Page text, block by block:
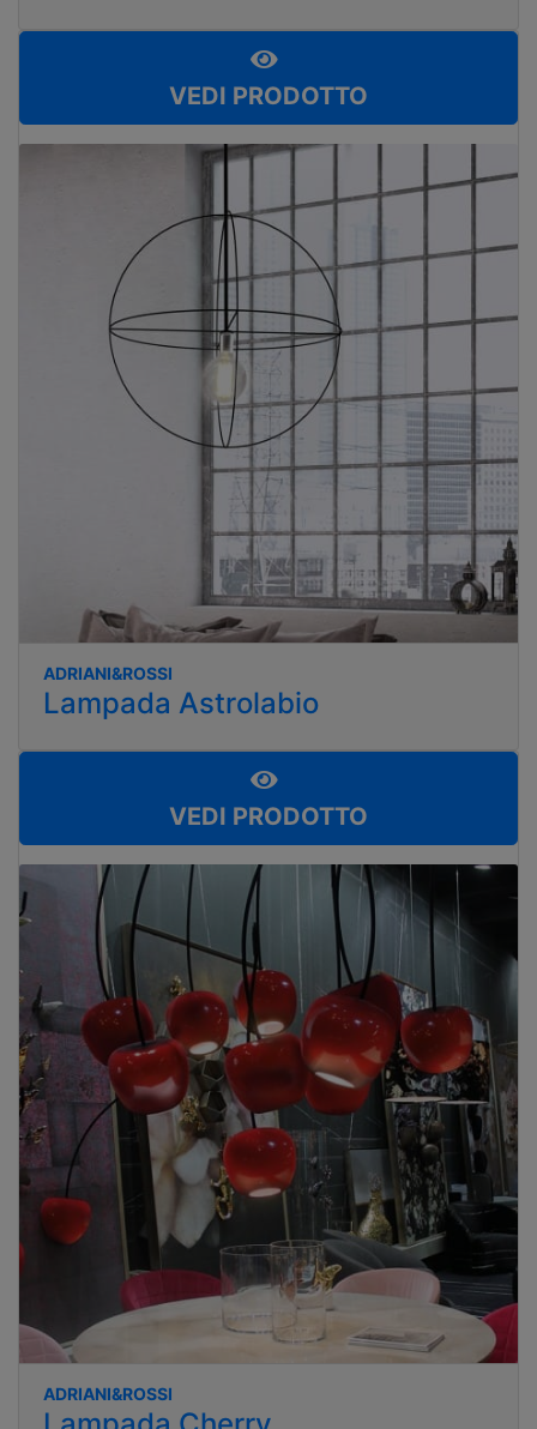
VEDI PRODOTTO
ADRIANI&ROSSI
Lampada Astrolabio
VEDI PRODOTTO
ADRIANI&ROSSI